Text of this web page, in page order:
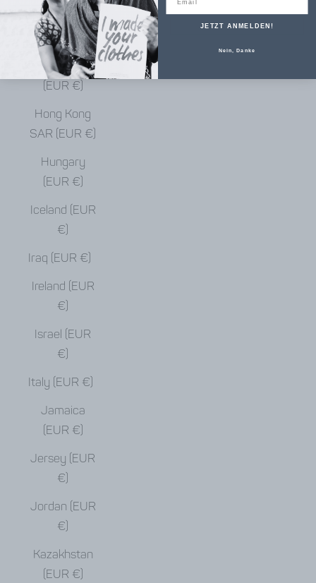
€)
Haiti (EUR €)
Honduras
(EUR €)
Hong Kong
SAR (EUR €)
Hungary
(EUR €)
Iceland (EUR
€)
Iraq (EUR €)
Ireland (EUR
€)
Israel (EUR
€)
Italy (EUR €)
Jamaica
(EUR €)
Jersey (EUR
€)
Jordan (EUR
€)
Kazakhstan
(EUR €)
JETZT ANMELDEN!
Nein, Danke